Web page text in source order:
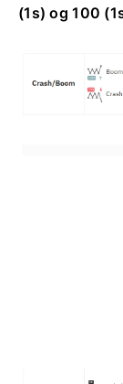
(1s) og 100